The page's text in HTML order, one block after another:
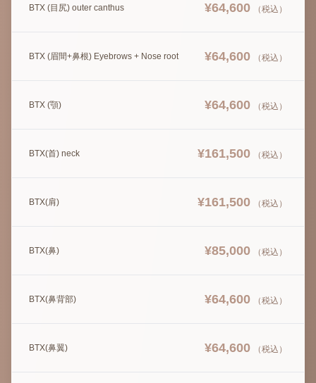
BTX (目尻) outer canthus ¥64,600 （税込）
BTX (眉間+鼻根) Eyebrows + Nose root ¥64,600 （税込）
BTX (顎) ¥64,600 （税込）
BTX(首) neck ¥161,500 （税込）
BTX(肩) ¥161,500 （税込）
BTX(鼻) ¥85,000 （税込）
BTX(鼻背部) ¥64,600 （税込）
BTX(鼻翼) ¥64,600 （税込）